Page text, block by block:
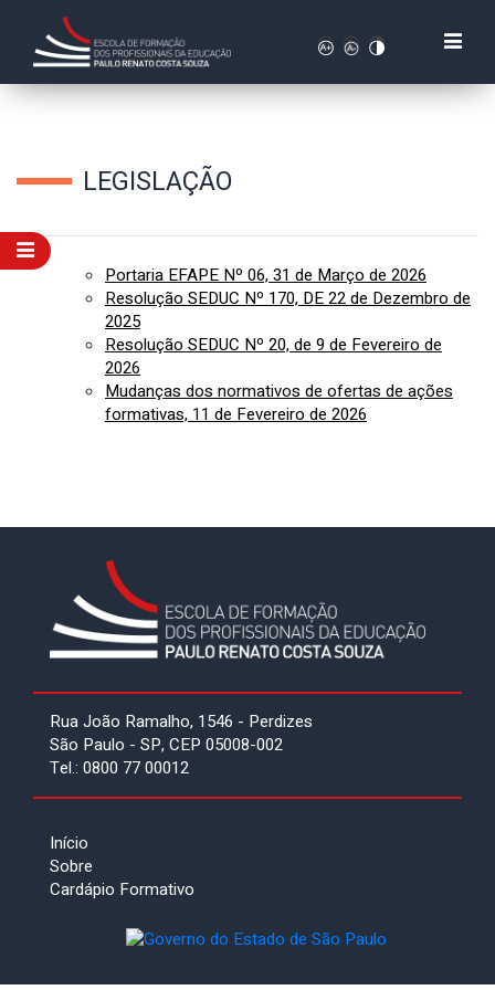
LEGISLAÇÃO
Portaria EFAPE Nº 06, 31 de Março de 2026
Resolução SEDUC Nº 170, DE 22 de Dezembro de
2025
Resolução SEDUC Nº 20, de 9 de Fevereiro de
2026
Mudanças dos normativos de ofertas de ações
formativas, 11 de Fevereiro de 2026
Rua João Ramalho, 1546 - Perdizes
São Paulo - SP, CEP 05008-002
Tel.: 0800 77 00012
Início
Sobre
Cardápio Formativo